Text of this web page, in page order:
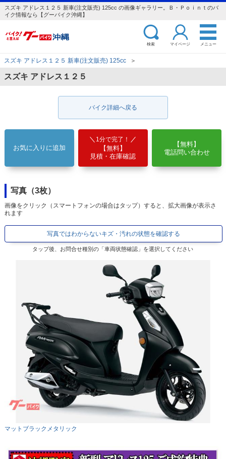
スズキ アドレス１２５ 新車(注文販売) 125cc の画像ギャラリー。Ｂ・Ｐｏｉｎｔのバ
イク情報なら【グーバイク沖縄】
検索 マイページ メニュー
スズキ アドレス１２５ 新車(注文販売) 125cc ＞
スズキ アドレス１２５
バイク詳細へ戻る
お気に入りに追加
1分で完了！
【無料】
見積・在庫確認
【無料】
電話問い合わせ
写真（3枚）
画像をクリック（スマートフォンの場合はタップ）すると、拡大画像が表示さ
れます
写真ではわからないキズ・汚れの状態を確認する
タップ後、お問合せ種別の「車両状態確認」を選択してください
マットブラックメタリック